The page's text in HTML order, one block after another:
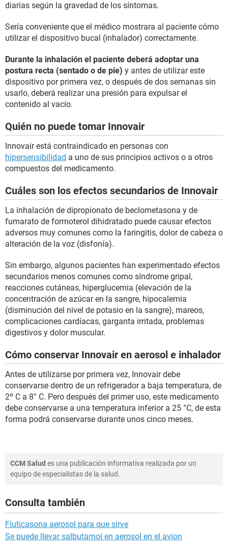
diarias según la gravedad de los síntomas.
Sería conveniente que el médico mostrara al paciente cómo
utilizar el dispositivo bucal (inhalador) correctamente.
Durante la inhalación el paciente deberá adoptar una
postura recta (sentado o de pie) y antes de utilizar este
dispositivo por primera vez, o después de dos semanas sin
usarlo, deberá realizar una presión para expulsar el
contenido al vacío.
Quién no puede tomar Innovair
Innovair está contraindicado en personas con
hipersensibilidad a uno de sus principios activos o a otros
compuestos del medicamento.
Cuáles son los efectos secundarios de Innovair
La inhalación de dipropionato de beclometasona y de
fumarato de formoterol dihidratado puede causar efectos
adversos muy comunes como la faringitis, dolor de cabeza o
alteración de la voz (disfonía).
Sin embargo, algunos pacientes han experimentado efectos
secundarios menos comunes como síndrome gripal,
reacciones cutáneas, hiperglucemia (elevación de la
concentración de azúcar en la sangre, hipocalemia
(disminución del nivel de potasio en la sangre), mareos,
complicaciones cardíacas, garganta irritada, problemas
digestivos y dolor muscular.
Cómo conservar Innovair en aerosol e inhalador
Antes de utilizarse por primera vez, Innovair debe
conservarse dentro de un refrigerador a baja temperatura, de
2º C a 8° C. Pero después del primer uso, este medicamento
debe conservarse a una temperatura inferior a 25 °C, de esta
forma podrá conservarse durante unos cinco meses.
CCM Salud es una publicación informativa realizada por un
equipo de especialistas de la salud.
Consulta también
Fluticasona aerosol para que sirve
Se puede llevar salbutamol en aerosol en el avion